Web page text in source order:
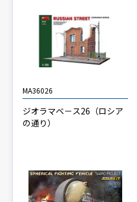
MA36026
ジオラマベ－ス26（ロシア
の通り）